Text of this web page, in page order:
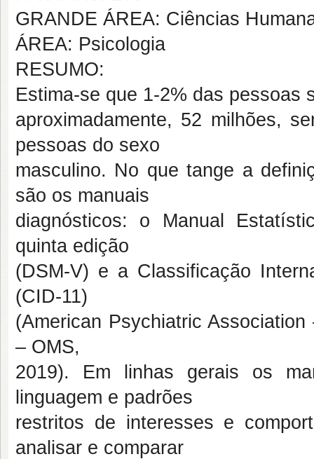
GRANDE ÁREA: Ciências
ÁREA: Psicologia
RESUMO:
Estima-se que 1-2% das pessoas
aproximadamente, 52 milhões,
pessoas do sexo
masculino. No que tange a
são os manuais
diagnósticos: o Manual
quinta edição
(DSM-V) e a Classificação
(CID-11)
(American Psychiatric
– OMS,
2019). Em linhas gerais os
linguagem e padrões
restritos de interesses e
analisar e comparar